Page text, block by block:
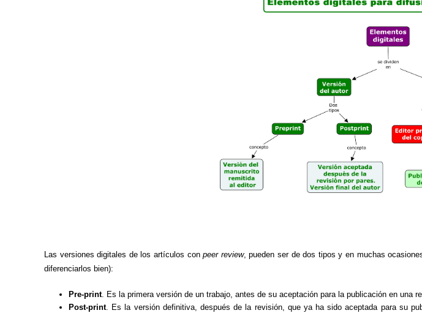
Las versiones digitales de los artículos conpeer review, pueden ser de dos tipos y en muchas
diferenciarlos bien):
Pre-print. Es la primera versión de un trabajo, antes de su aceptación para la publicación en una
Post-print. Es la versión definitiva, después de la revisión, que ya ha sido aceptada para su